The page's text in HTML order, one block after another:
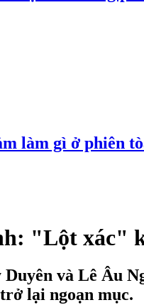
làm gì ở phiên
"Lột xác"
và Lê Âu
lại ngoạn mục.